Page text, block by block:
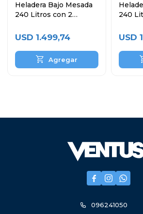
Heladera Bajo Mesada
240 Litros con 2
USD 1.499,74
240
Cubas
USD
  
096241050